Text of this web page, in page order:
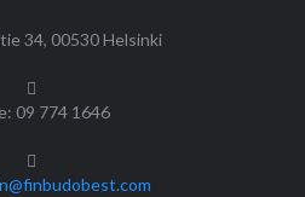
34, 00530 Helsinki
09 774 1646